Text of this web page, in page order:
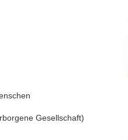
Gesellschaft)